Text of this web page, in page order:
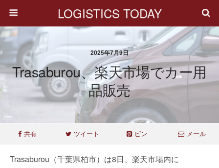
LOGISTICS TODAY
2025年7月9日
Trasaburou、楽天市場でカー用
品販売
共有 ツイート ピン メール
Trasaburou（千葉県柏市）は8日、楽天市場内に